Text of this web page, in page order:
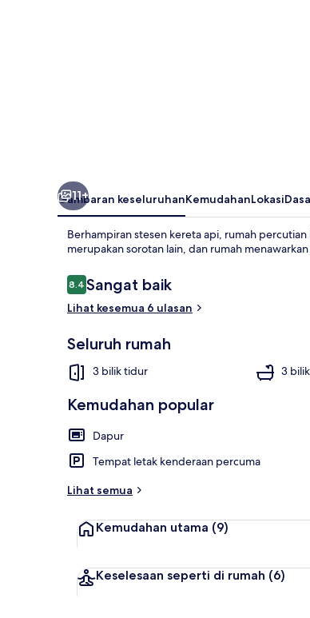
11+
Gambaran keseluruhanKemudahanLokasi
Berhampiran stesen kereta api, rumah
merupakan sorotan lain, dan rumah
Ulasan
8.48.4 daripada 10
Sangat baik
Lihat kesemua 6 ulasan
Seluruh rumah
3 bilik tidur 3
Kemudahan popular
Dapur
Tempat letak kenderaan percuma
Lihat semua
Kemudahan utama (9)
Keselesaan seperti di rumah (6)